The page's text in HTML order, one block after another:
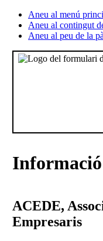
Aneu al menú
Aneu al contingut
Aneu al peu de la
ACEDE,
Empresaris